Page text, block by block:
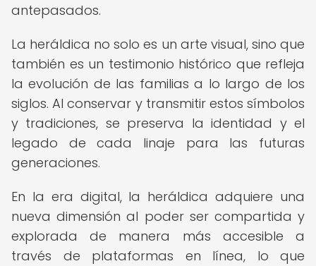
antepasados.
La heráldica no solo es un arte visual, sino que
también es un testimonio histórico que refleja
la evolución de las familias a lo largo de los
siglos. Al conservar y transmitir estos símbolos
y tradiciones, se preserva la identidad y el
legado de cada linaje para las futuras
generaciones.
En la era digital, la heráldica adquiere una
nueva dimensión al poder ser compartida y
explorada de manera más accesible a
través de plataformas en línea, lo que